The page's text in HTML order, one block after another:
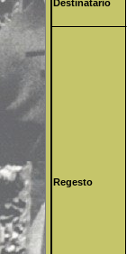
Destinatario
Regesto